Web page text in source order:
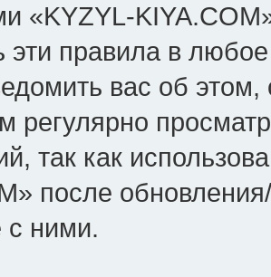
«KYZYL-
эти правила в
вас об
регулярно
так как
после
с ними.